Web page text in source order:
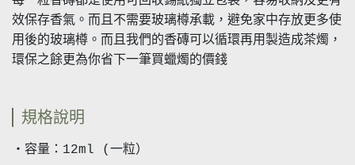
效保存香氣。而且不需要玻璃樽承載，避免家中存放更多使
用後的玻璃樽。而且我們的香磚可以循環再用製造成茶燭，
環保之餘更為你省下一筆買蠟燭的價錢
規格說明
・容量：12ml (一粒）